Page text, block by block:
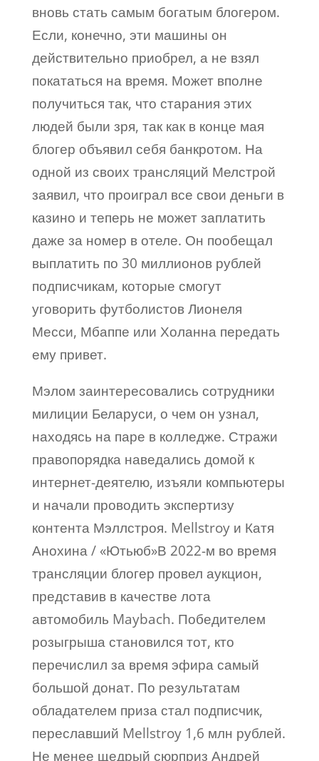
вновь стать самым богатым блогером.
Если, конечно, эти машины он
действительно приобрел, а не взял
покататься на время. Может вполне
получиться так, что старания этих
людей были зря, так как в конце мая
блогер объявил себя банкротом. На
одной из своих трансляций Мелстрой
заявил, что проиграл все свои деньги в
казино и теперь не может заплатить
даже за номер в отеле. Он пообещал
выплатить по 30 миллионов рублей
подписчикам, которые смогут
уговорить футболистов Лионеля
Месси, Мбаппе или Холанна передать
ему привет.
Мэлом заинтересовались сотрудники
милиции Беларуси, о чем он узнал,
находясь на паре в колледже. Стражи
правопорядка наведались домой к
интернет-деятелю, изъяли компьютеры
и начали проводить экспертизу
контента Мэллстроя. Mellstroy и Катя
Анохина / «Ютьюб»В 2022-м во время
трансляции блогер провел аукцион,
представив в качестве лота
автомобиль Maybach. Победителем
розыгрыша становился тот, кто
перечислил за время эфира самый
большой донат. По результатам
обладателем приза стал подписчик,
переславший Mellstroy 1,6 млн рублей.
Не менее щедрый сюрприз Андрей